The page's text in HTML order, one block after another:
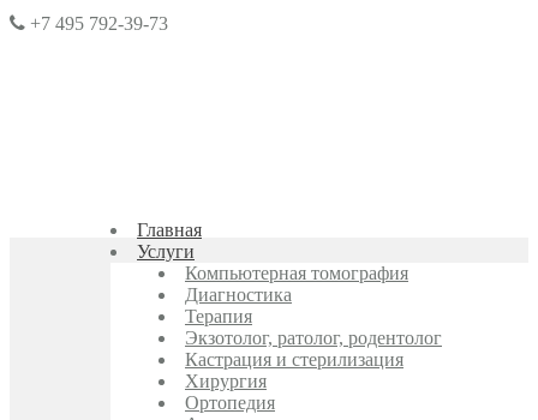
+7 495 792-39-73
Главная
Услуги
Компьютерная томография
Диагностика
Терапия
Экзотолог, ратолог, родентолог
Кастрация и стерилизация
Хирургия
Ортопедия